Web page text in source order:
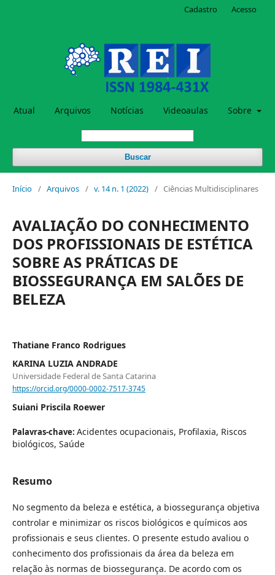
Atual Arquivos Notícias Videoaulas Sobre
Buscar
Cadastro Acesso
Início / Arquivos / v. 14 n. 1 (2022) / Ciências Multidisciplinares
AVALIAÇÃO DO CONHECIMENTO
DOS PROFISSIONAIS DE ESTÉTICA
SOBRE AS PRÁTICAS DE
BIOSSEGURANÇA EM SALÕES DE
BELEZA
Thatiane Franco Rodrigues
KARINA LUZIA ANDRADE
Universidade Federal de Santa Catarina
https://orcid.org/0000-0002-7517-3745
Suiani Priscila Roewer
Palavras-chave: Acidentes ocupacionais, Profilaxia, Riscos
biológicos, Saúde
Resumo
No segmento da beleza e estética, a biossegurança objetiva
controlar e minimizar os riscos biológicos e químicos aos
profissionais e seus clientes. O presente estudo avaliou o
conhecimento dos profissionais da área da beleza em
relação às normas de biossegurança. De acordo com os